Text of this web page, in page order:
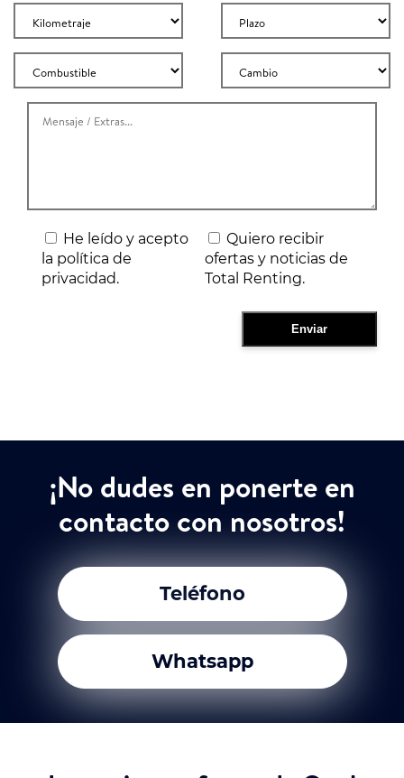
He leído y acepto
la política de
privacidad.
Quiero recibir
ofertas y noticias de
Total Renting.
¡No dudes en ponerte en
contacto con nosotros!
Teléfono
Whatsapp